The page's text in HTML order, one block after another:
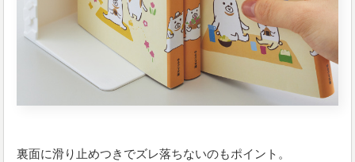
裏面に滑り止めつきでズレ落ちないのもポイント。